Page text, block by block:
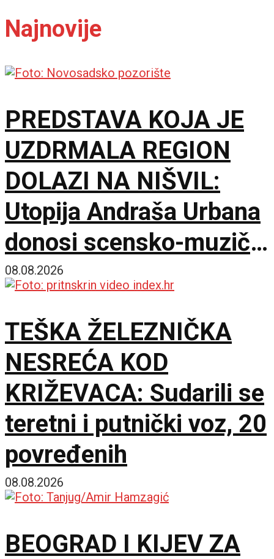
Najnovije
PREDSTAVA KOJA JE
UZDRMALA REGION
DOLAZI NA NIŠVIL:
Utopija Andraša Urbana
donosi scensko-muzički
šok za bolji život
08.08.2026
TEŠKA ŽELEZNIČKA
NESREĆA KOD
KRIŽEVACA: Sudarili se
teretni i putnički voz, 20
povređenih
08.08.2026
BEOGRAD I KIJEV ZA